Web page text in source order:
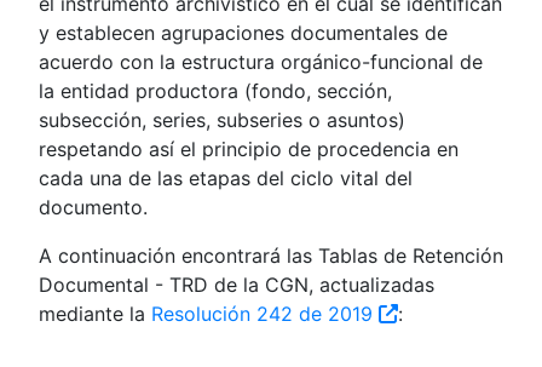
y establecen agrupaciones documentales de
acuerdo con la estructura orgánico-funcional de
la entidad productora (fondo, sección,
subsección, series, subseries o asuntos)
respetando así el principio de procedencia en
cada una de las etapas del ciclo vital del
documento.
A continuación encontrará las Tablas de Retención
Documental - TRD de la CGN, actualizadas
mediante la Resolución 242 de 2019 :